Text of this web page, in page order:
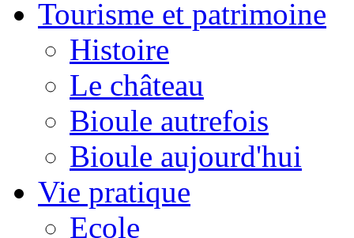
Tourisme et patrimoine
Histoire
Le château
Bioule autrefois
Bioule aujourd'hui
Vie pratique
Ecole